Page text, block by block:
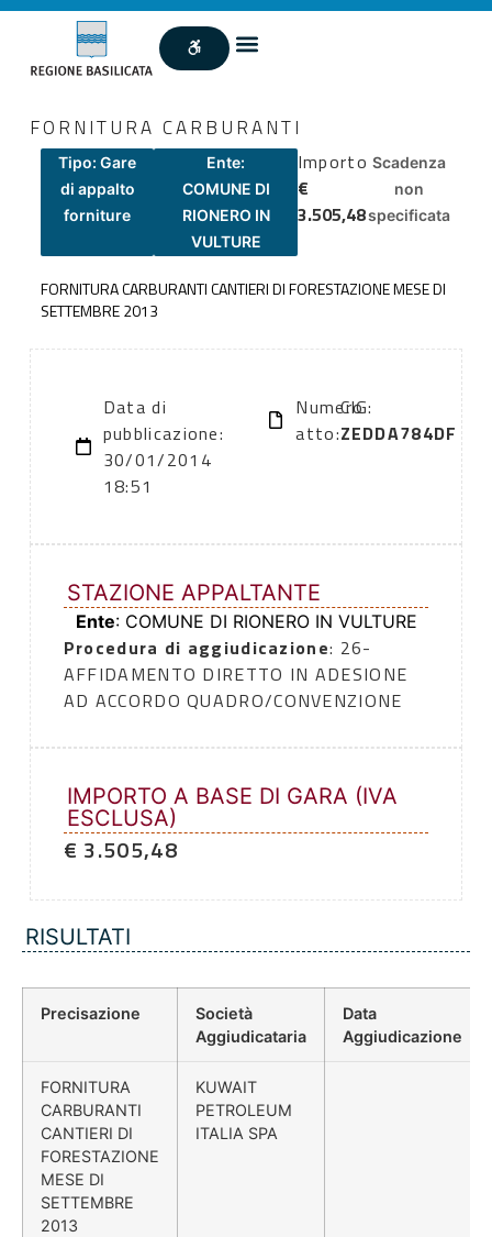
FORNITURA CARBURANTI
Tipo: Gare
di appalto
forniture
Ente:
COMUNE DI
RIONERO IN
VULTURE
Importo
€
3.505,48
Scadenza
non
specificata
FORNITURA CARBURANTI CANTIERI DI FORESTAZIONE MESE DI
SETTEMBRE 2013
Data di
pubblicazione:
30/01/2014
18:51
Numero
atto:
CIG:
ZEDDA784DF
STAZIONE APPALTANTE
Ente: COMUNE DI RIONERO IN VULTURE
Procedura di aggiudicazione: 26-
AFFIDAMENTO DIRETTO IN ADESIONE
AD ACCORDO QUADRO/CONVENZIONE
IMPORTO A BASE DI GARA (IVA
ESCLUSA)
€ 3.505,48
RISULTATI
Precisazione
Società
Aggiudicataria
Data
Aggiudicazione
FORNITURA
CARBURANTI
CANTIERI DI
FORESTAZIONE
MESE DI
SETTEMBRE
2013
KUWAIT
PETROLEUM
ITALIA SPA